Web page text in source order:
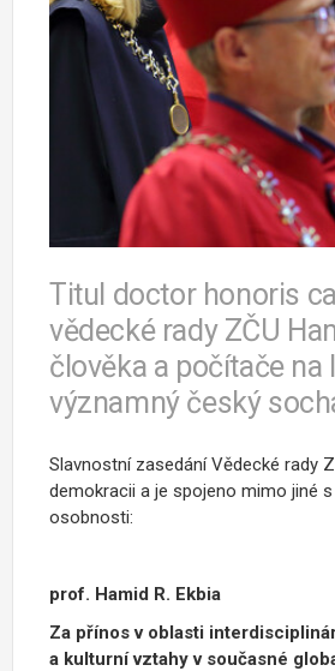
Titul doctor honoris
vědecké rady ZČU
člověka a počítače na
významný český
Slavnostní zasedání Vědecké rady
demokracii a je spojeno mimo jiné
osobnosti:
prof. Hamid R. Ekbia
Za přínos v oblasti
a kulturní vztahy v současné